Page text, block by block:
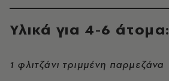
Υλικά για 4-6 άτομα:
1 φλιτζάνι τριμμένη παρμεζάνα